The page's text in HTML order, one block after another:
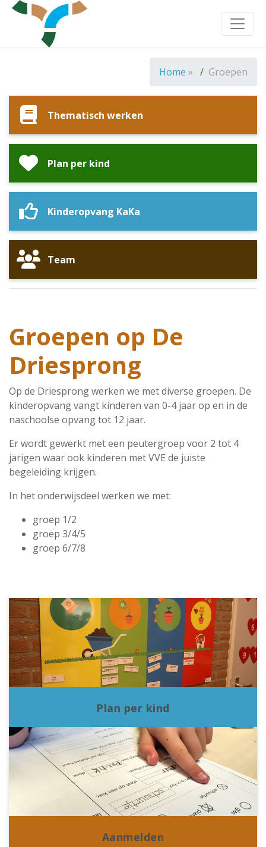
Home » Groepen
Thematisch werken
Plan per kind
Kinderopvang KaKa
Team
Groepen op De
Driesprong
Op de Driesprong werken we met diverse groepen. De
kinderopvang vangt kinderen van 0-4 jaar op en in de
naschoolse opvang tot 12 jaar.
Er wordt gewerkt met een peutergroep voor 2 tot 4
jarigen waar ook kinderen met VVE de juiste
begeleiding krijgen.
In het onderwijsdeel werken we met:
groep 1/2
groep 3/4/5
groep 6/7/8
Plan per kind
Aanmelden